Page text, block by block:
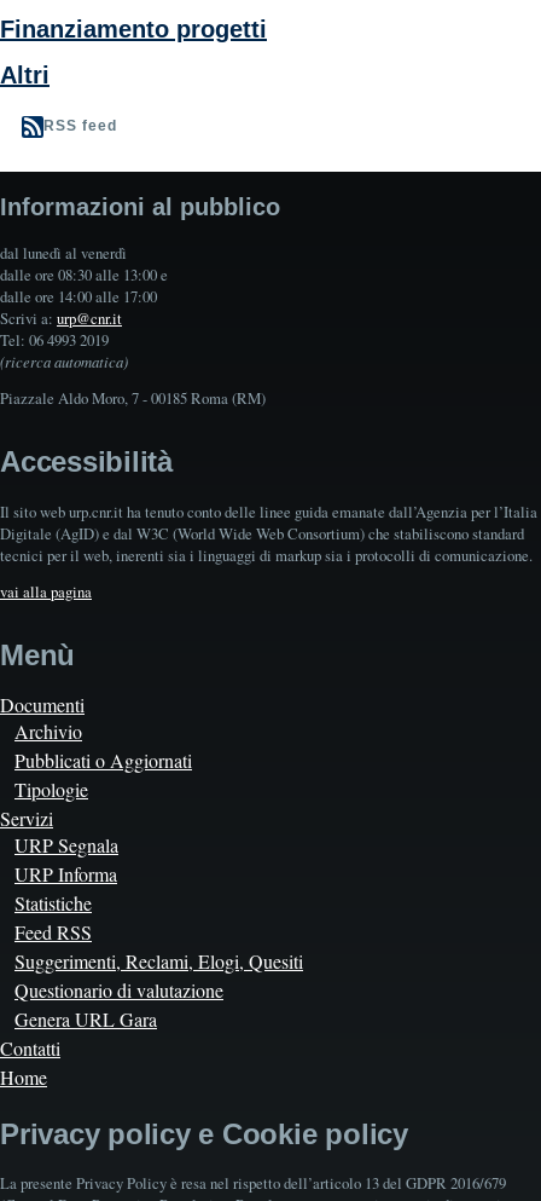
Finanziamento progetti
Altri
RSS feed
Informazioni al pubblico
dal lunedì al venerdì
dalle ore 08:30 alle 13:00 e
dalle ore 14:00 alle 17:00
Scrivi a: urp@cnr.it
Tel: 06 4993 2019
(ricerca automatica)
Piazzale Aldo Moro, 7 - 00185 Roma (RM)
Accessibilità
Il sito web urp.cnr.it ha tenuto conto delle linee guida emanate dall’Agenzia per l’Italia
Digitale (AgID) e dal W3C (World Wide Web Consortium) che stabiliscono standard
tecnici per il web, inerenti sia i linguaggi di markup sia i protocolli di comunicazione.
vai alla pagina
Menù
Documenti
Archivio
Pubblicati o Aggiornati
Tipologie
Servizi
URP Segnala
URP Informa
Statistiche
Feed RSS
Suggerimenti, Reclami, Elogi, Quesiti
Questionario di valutazione
Genera URL Gara
Contatti
Home
Privacy policy e Cookie policy
La presente Privacy Policy è resa nel rispetto dell’articolo 13 del GDPR 2016/679